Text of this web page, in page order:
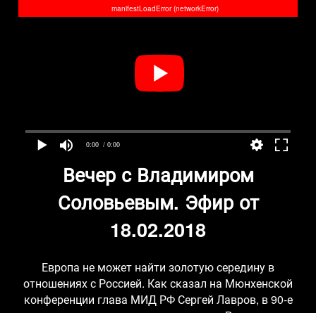
0:00 / 0:00
manifestLoadError (networkError)
Вечер с Владимиром
Соловьевым. Эфир от
18.02.2018
Европа не может найти золотую середину в
отношениях с Россией. Как сказал на Мюнхенской
конференции глава МИД РФ Сергей Лавров, в 90-е